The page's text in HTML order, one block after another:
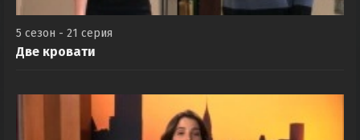
5 сезон - 21 серия
Две кровати